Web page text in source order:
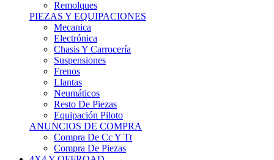
Mecanica
Electrónica
Chasis Y Carrocería
Suspensiones
Frenos
Llantas
Neumáticos
Resto De Piezas
Equipación Piloto
ANUNCIOS DE COMPRA
Compra De Cc Y Tt
Compra De Piezas
4X4 Y OFFROAD
VEHÍCULOS 4X4